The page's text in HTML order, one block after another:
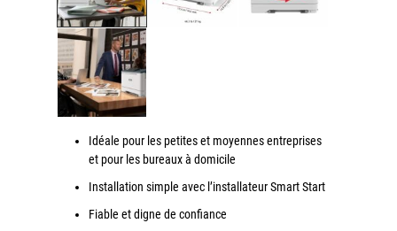
Sécurité des périphériques d’impression
Gestion des documents
Mobilité
ConnectKey®
Service de Gestion d’impression (MPS)
Notre équipe
Grand Lyon
Lyon Techlid
Idéale pour les petites et moyennes entreprises
et pour les bureaux à domicile
Installation simple avec l’installateur Smart Start
Fiable et digne de confiance